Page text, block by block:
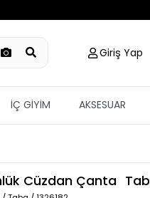
Giriş Yap
İÇ GİYİM AKSESUAR
Cüzdan Çanta